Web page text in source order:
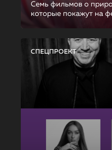
Семь фильмов о
которые покажут на
СПЕЦПРОЕКТ